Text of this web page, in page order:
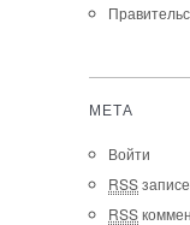
МЕТА
Войти
RSS
RSS